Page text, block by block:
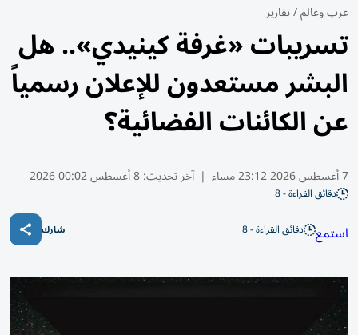
عرب وعالم/تقارير
تسريبات «غرفة كينيدي».. هل
البشر مستعدون للإعلان رسمياً
عن الكائنات الفضائية؟
7 أغسطس 2026 23:12 مساء | آخر تحديث:8 أغسطس 00:02 2026
دقائق القراءة - 8
استمع دقائق القراءة - 8 شارك